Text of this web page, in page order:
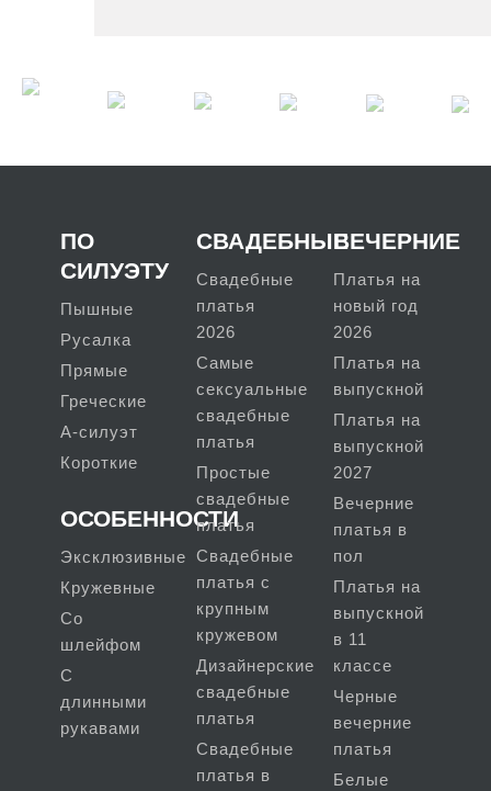
ПО
СИЛУЭТУ
Пышные
Русалка
Прямые
Греческие
А-силуэт
Короткие
ОСОБЕННОСТИ
Эксклюзивные
Кружевные
Со
шлейфом
С
длинными
рукавами
СВАДЕБНЫЕ
Свадебные
платья
2026
Самые
сексуальные
свадебные
платья
Простые
свадебные
платья
Свадебные
платья с
крупным
кружевом
Дизайнерские
свадебные
платья
Свадебные
платья в
ВЕЧЕРНИЕ
Платья на
новый год
2026
Платья на
выпускной
Платья на
выпускной
2027
Вечерние
платья в
пол
Платья на
выпускной
в 11
классе
Черные
вечерние
платья
Белые